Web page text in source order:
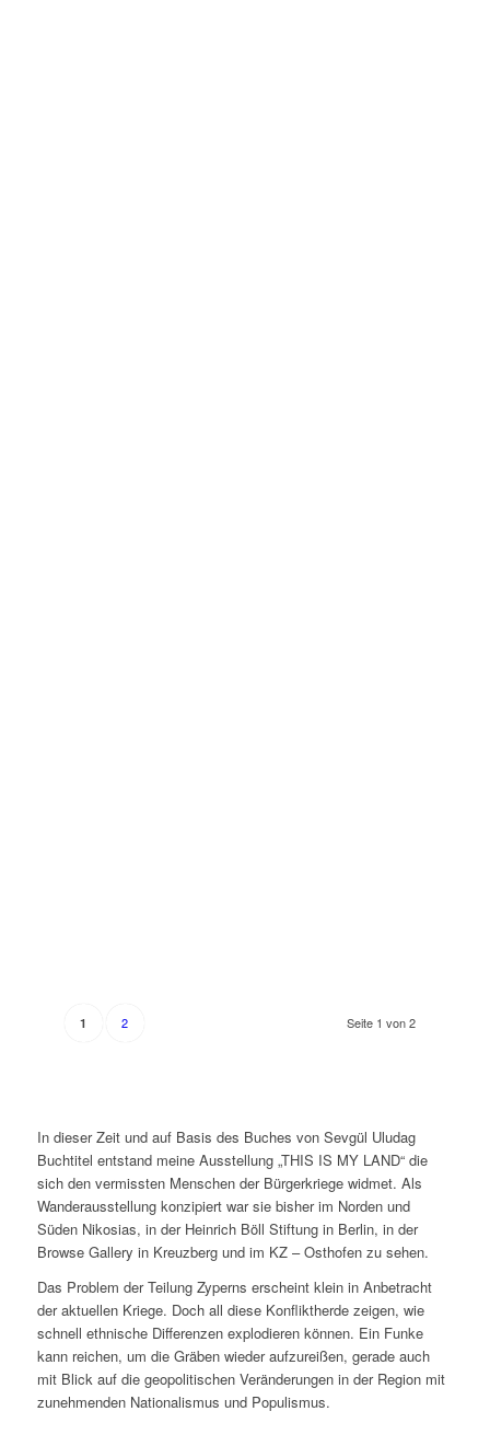
Seite 1 von 2
1 2
In dieser Zeit und auf Basis des Buches von Sevgül Uludag
Buchtitel entstand meine Ausstellung „THIS IS MY LAND“ die
sich den vermissten Menschen der Bürgerkriege widmet. Als
Wanderausstellung konzipiert war sie bisher im Norden und
Süden Nikosias, in der Heinrich Böll Stiftung in Berlin, in der
Browse Gallery in Kreuzberg und im KZ – Osthofen zu sehen.
Das Problem der Teilung Zyperns erscheint klein in Anbetracht
der aktuellen Kriege. Doch all diese Konfliktherde zeigen, wie
schnell ethnische Differenzen explodieren können. Ein Funke
kann reichen, um die Gräben wieder aufzureißen, gerade auch
mit Blick auf die geopolitischen Veränderungen in der Region mit
zunehmenden Nationalismus und Populismus.